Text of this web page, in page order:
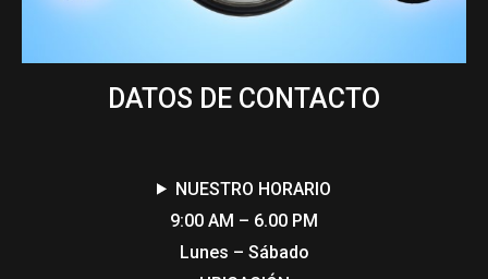
DATOS DE CONTACTO
NUESTRO HORARIO
9:00 AM – 6.00 PM
Lunes – Sábado